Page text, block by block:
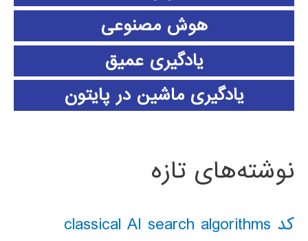
هوش مصنوعی
یادگیری عمیق
یادگیری ماشین در پایتون
نوشته‌های تازه
کد classical AI search algorithms